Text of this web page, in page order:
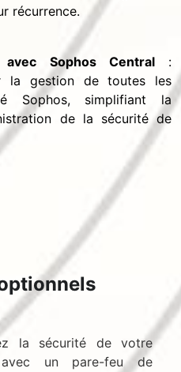
récurrence.
avec Sophos Central:
la gestion de toutes les
Sophos, simplifiant la
de la sécurité de
la sécurité de votre
avec un pare-feu de